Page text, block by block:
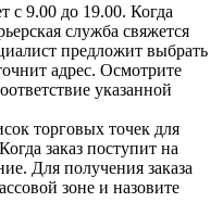
с 9.00 до 19.00. Когда
служба свяжется
предложит выбрать
адрес. Осмотрите
указанной
торговых точек для
заказ поступит на
Для получения заказа
зоне и назовите